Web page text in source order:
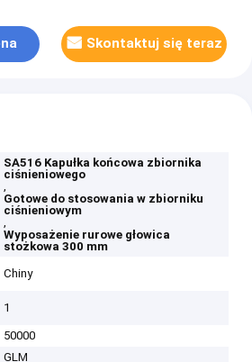
Skontaktuj się teraz
SA516 Kapułka końcowa zbiornika
ciśnieniowego
,
Gotowe do stosowania w zbiorniku
ciśnieniowym
,
Wyposażenie rurowe głowica
stożkowa 300 mm
Chiny
1
50000
GLM